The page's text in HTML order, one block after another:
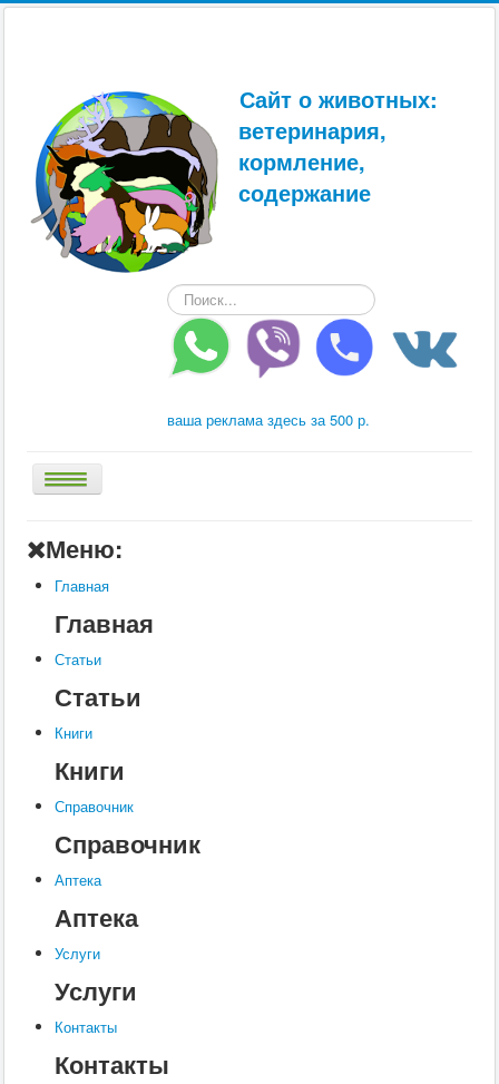
Сайт о животных:
ветеринария,
кормление,
содержание
Искать...
ваша реклама здесь за 500 р.
Книги
Услуги
Контакты
Шкатулки
Меню:
Главная
Главная
Статьи
Статьи
Книги
Книги
Справочник
Справочник
Аптека
Аптека
Услуги
Услуги
Контакты
Контакты